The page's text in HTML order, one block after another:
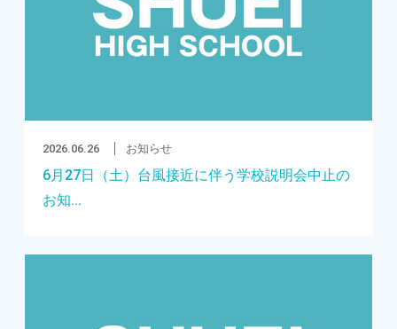
2026.06.26 お知らせ
6月27日（土）台風接近に伴う学校説明会中止の
お知...